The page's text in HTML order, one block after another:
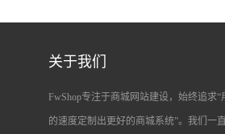
关于我们
FwShop专注于商城网站建设，始终追求“
的速度定制出更好的商城系统”。我们一